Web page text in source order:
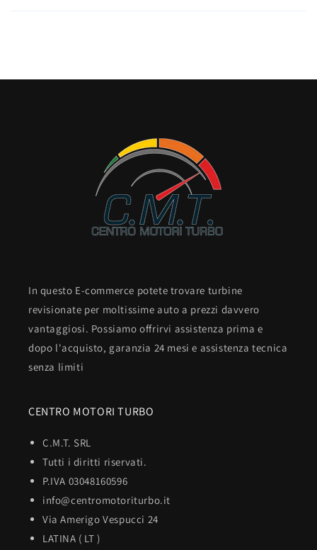
In questo E-commerce potete trovare turbine
revisionate per moltissime auto a prezzi davvero
vantaggiosi. Possiamo offrirvi assistenza prima e
dopo l'acquisto, garanzia 24 mesi e assistenza tecnica
senza limiti
CENTRO MOTORI TURBO
C.M.T. SRL
Tutti i diritti riservati.
P.IVA 03048160596
info@centromotoriturbo.it
Via Amerigo Vespucci 24
LATINA ( LT )